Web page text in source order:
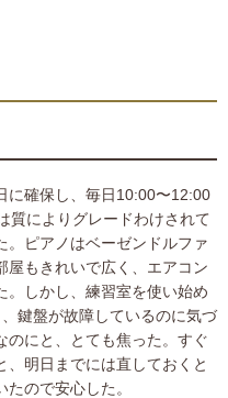
に確保し、毎日10:00〜12:00
質によりグレードわけされて
。ピアノはベーゼンドルファ
屋もきれいで広く、エアコン
。しかし、練習室を使い始め
鍵盤が故障しているのに気づ
のにと、とても焦った。すぐ
、明日までには直しておくと
ので安心した。